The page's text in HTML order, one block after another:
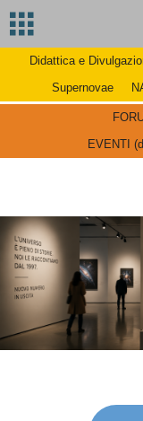
Didattica e
Supernovae
EVENTI